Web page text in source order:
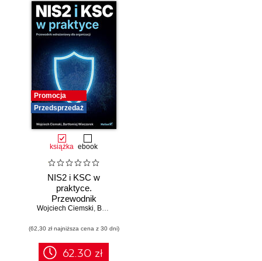
Promocja
Przedsprzedaż
książka ebook
NIS2 i KSC w
praktyce.
Przewodnik
wdrożeniowy dla
Wojciech Ciemski, Bartłomiej Wieczorek
(62,30 zł najniższa cena z 30 dni)
62.30 zł